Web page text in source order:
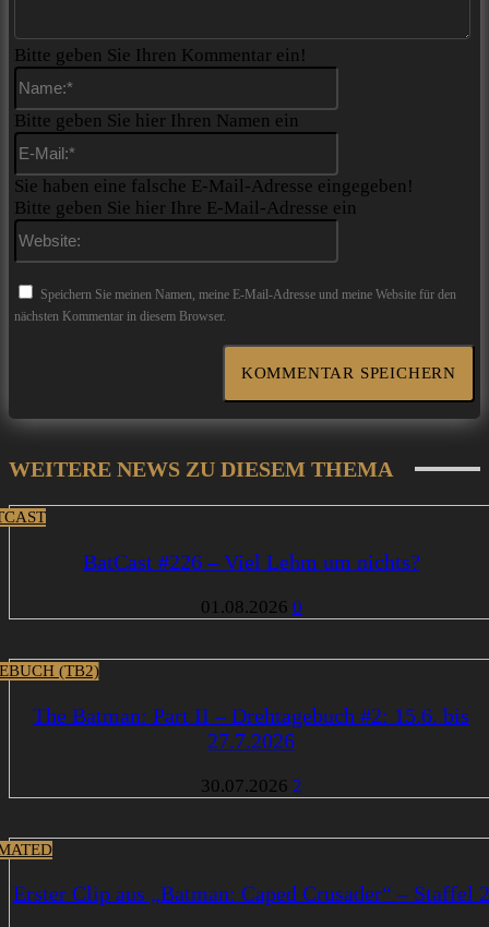
Bitte geben Sie Ihren Kommentar ein!
Name:*
Bitte geben Sie hier Ihren Namen ein
E-
Sie haben eine falsche E-Mail-Adresse eingegeben!
Bitte geben Sie hier Ihre E-Mail-Adresse ein
Website:
Speichern Sie meinen Namen, meine E-Mail-Adresse und meine Website für den
nächsten Kommentar in diesem Browser.
WEITERE NEWS ZU DIESEM THEMA
BatCast #226 – Viel Lehm um nichts?
01.08.2026 0
(TB2)
The Batman: Part II – Drehtagebuch #2: 15.6. bis
27.7.2026
30.07.2026 2
Erster Clip aus „Batman: Caped Crusader“ – Staffel 2